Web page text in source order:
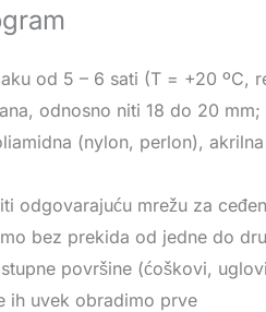
od 5 – 6 sati (T = +20
odnosno niti 18 do 20
(nylon, perlon),
odgovarajuću mrežu za
bez prekida od jedne do
površine (ćoškovi,
ih uvek obradimo prve